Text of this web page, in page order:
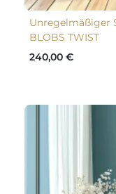
Unregelmäßiger
BLOBS TWIST
240,00 €